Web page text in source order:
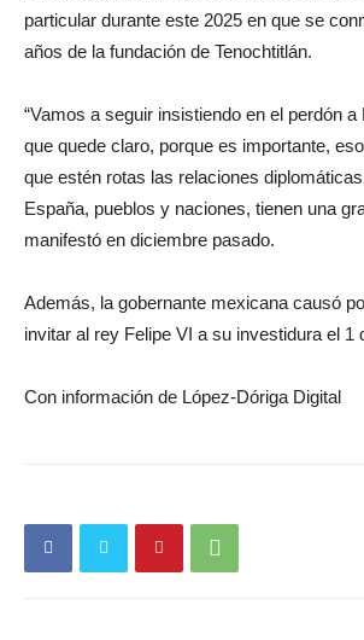
particular durante este 2025 en que se
años de la fundación de Tenochtitlán.
“Vamos a seguir insistiendo en el perdón
que quede claro, porque es importante,
que estén rotas las relaciones
España, pueblos y naciones, tienen una
manifestó en diciembre pasado.
Además, la gobernante mexicana causó
invitar al rey Felipe VI a su investidura el 1
Con información de López-Dóriga Digital